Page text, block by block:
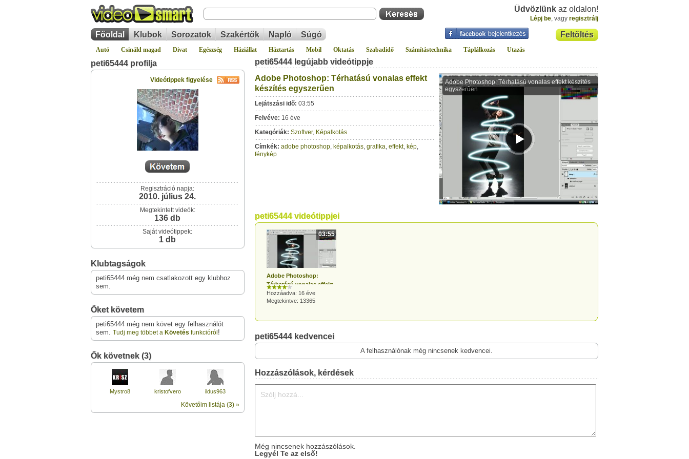
Üdvözlünk az oldalon!
Lépj be, vagy regisztrálj
Feltöltés
Főoldal Klubok Sorozatok Szakértők Napló Súgó
Autó Csináld magad Divat Egészség Háziállat Háztartás Mobil Oktatás Szabadidő Számítástechnika Táplálkozás Utazás
peti65444 profilja
Videótippek figyelése
Regisztráció napja:
2010. július 24.
Megtekintett videók:
136 db
Saját videótippek:
1 db
Klubtagságok
peti65444 még nem csatlakozott egy klubhoz
sem.
Őket követem
peti65444 még nem követ egy felhasználót
sem. Tudj meg többet a Követés funkcióról !
Ők követnek (3)
Mystro8 kristofvero ildus963
Követőim listája (3) »
peti65444 legújabb videótippje
Adobe Photoshop: Térhatású vonalas effekt
készítés egyszerűen
Lejátszási idő: 03:55
Felvéve: 16 éve
Kategóriák: Szoftver, Képalkotás
Címkék: adobe photoshop, képalkotás, grafika, effekt, kép,
fénykép
peti65444 videótippjei
Adobe Photoshop:
Térhatású vonalas effekt
készítés egyszerűen
03:55
Hozzáadva: 16 éve
Megtekintve: 13365
peti65444 kedvencei
A felhasználónak még nincsenek kedvencei.
Hozzászólások, kérdések
Még nincsenek hozzászólások.
Legyél Te az első!